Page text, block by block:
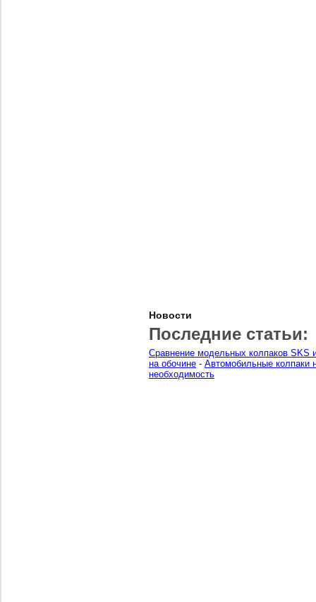
Новости
Последние статьи:
Сравнение модельных колпаков SKS
на обочине - Автомобильные колпаки
необходимость